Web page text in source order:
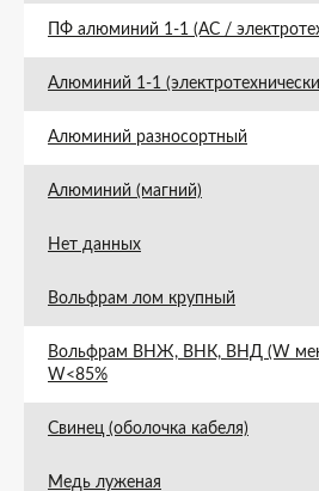
ПФ алюминий 1-1 (АС /
Алюминий 1-1
Алюминий разносортный
Алюминий (магний)
Нет данных
Вольфрам лом крупный
Вольфрам ВНЖ, ВНК, ВНД (W
W<85%
Свинец (оболочка кабеля)
Медь луженая